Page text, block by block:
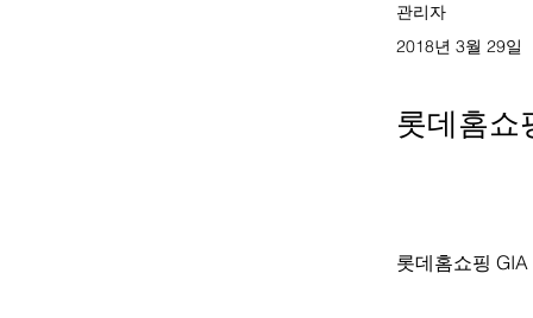
관리자
2018년 3월 29일
롯데홈쇼
롯데홈쇼핑 GIA